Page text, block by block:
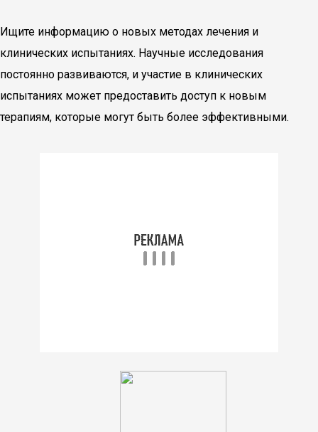
Ищите информацию о новых методах лечения и
клинических испытаниях. Научные исследования
постоянно развиваются, и участие в клинических
испытаниях может предоставить доступ к новым
терапиям, которые могут быть более эффективными.